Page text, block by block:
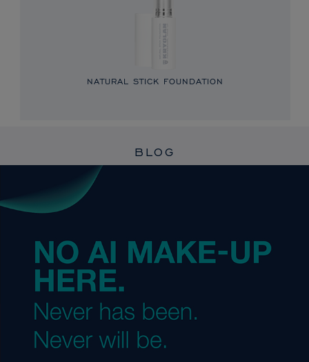
NATURAL STICK FOUNDATION
BLOG